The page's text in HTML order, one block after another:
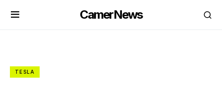
CamerNews
TESLA